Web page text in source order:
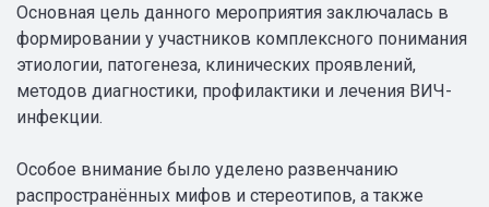
Основная цель данного мероприятия заключалась в
формировании у участников комплексного понимания
этиологии, патогенеза, клинических проявлений,
методов диагностики, профилактики и лечения ВИЧ-
инфекции.
Особое внимание было уделено развенчанию
распространённых мифов и стереотипов, а также